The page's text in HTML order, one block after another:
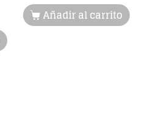
Añadir al carrito